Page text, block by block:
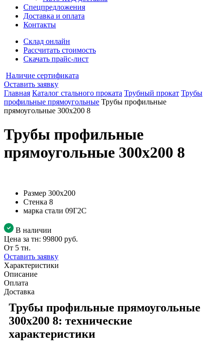
Спецпредложения
Доставка и оплата
Контакты
Склад онлайн
Рассчитать стоимость
Скачать прайс-лист
Наличие сертификата
Оставить заявку
Главная Каталог стального проката Трубный прокат Трубы
профильные прямоугольные Трубы профильные
прямоугольные 300х200 8
Трубы профильные
прямоугольные 300х200 8
Размер 300х200
Стенка 8
марка стали 09Г2С
В наличии
Цена за тн: 99800 руб.
От 5 тн.
Оставить заявку
Характеристики
Описание
Оплата
Доставка
Трубы профильные прямоугольные
300х200 8: технические
характеристики